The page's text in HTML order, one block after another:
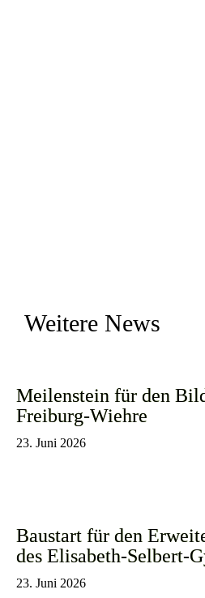
Weitere News
Meilenstein für den
Freiburg-Wiehre
23. Juni 2026
Baustart für den
des Elisabeth-Selbert-
23. Juni 2026